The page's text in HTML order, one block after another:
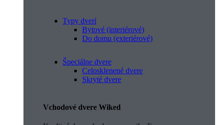
Typy dverí
Bytové (interiérové)
Do domu (exteriérové)
Špeciálne dvere
Celosklenené dvere
Skryté dvere
Vchodové dvere Wiked